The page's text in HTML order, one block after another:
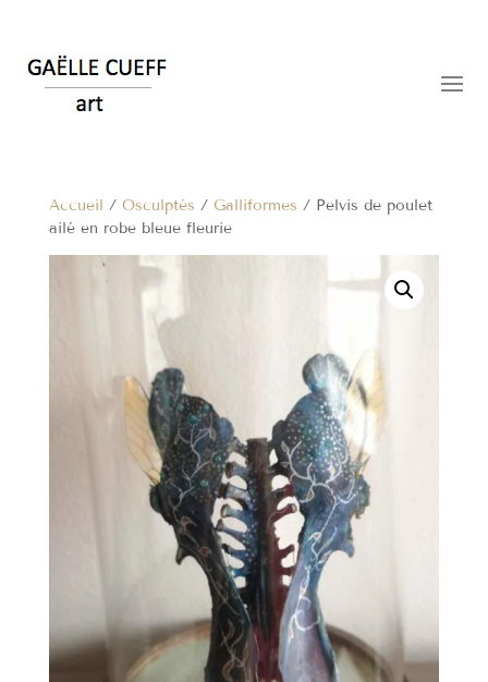
Accueil / Osculptés / Galliformes / Pelvis de poulet
ailé en robe bleue fleurie